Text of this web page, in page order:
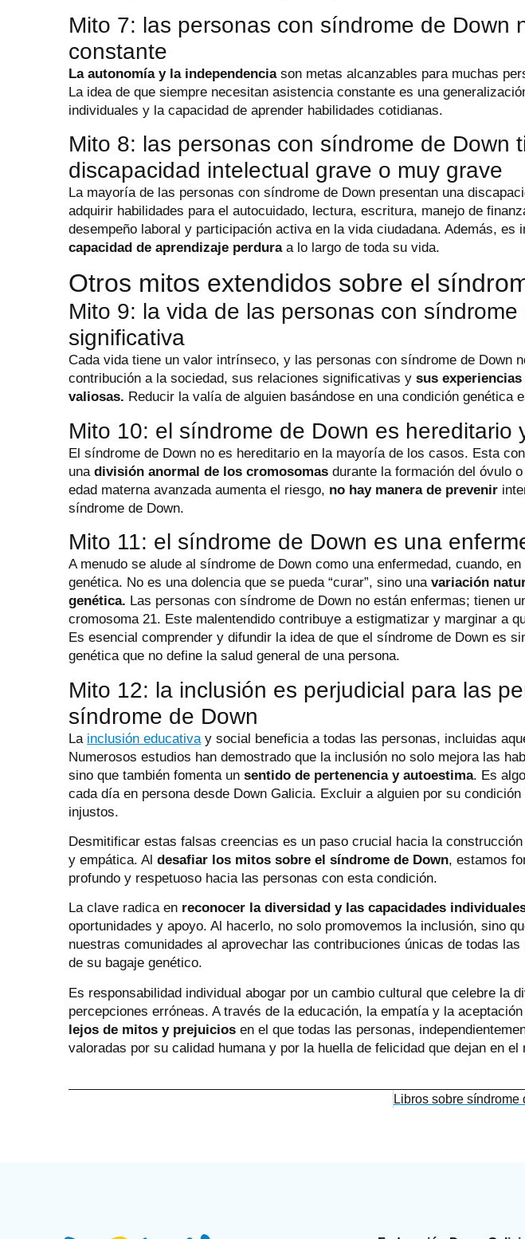
Mito 7: las personas con síndrome de Down
constante
La autonomía y la independenciason metas alcanzables para muchas
La idea de que siempre necesitan asistencia constante es una
individuales y la capacidad de aprender habilidades cotidianas.
Mito 8: las personas con síndrome de Down
discapacidad intelectual grave o muy grave
La mayoría de las personas con síndrome de Down presentan una
adquirir habilidades para el autocuidado, lectura, escritura, manejo de
desempeño laboral y participación activa en la vida ciudadana. Además, es
capacidad de aprendizaje perduraa lo largo de toda su vida.
Otros mitos extendidos sobre el
Mito 9: la vida de las personas con
significativa
Cada vida tiene un valor intrínseco, y las personas con síndrome de Down
contribución a la sociedad, sus relaciones significativas ysus
valiosas. Reducir la valía de alguien basándose en una condición genética
Mito 10: el síndrome de Down es hereditario
El síndrome de Down no es hereditario en la mayoría de los casos. Esta
unadivisión anormal de los cromosomas durante la formación del óvulo
edad materna avanzada aumenta el riesgo, no hay manera de prevenir
síndrome de Down.
Mito 11: el síndrome de Down es una
A menudo se alude al síndrome de Down como una enfermedad, cuando,
genética. No es una dolencia que se pueda “curar”, sino unavariación
genética. Las personas con síndrome de Down no están enfermas; tienen
cromosoma 21. Este malentendido contribuye a estigmatizar y marginar a
Es esencial comprender y difundir la idea de que el síndrome de Down es
genética que no define la salud general de una persona.
Mito 12: la inclusión es perjudicial para las
síndrome de Down
La inclusión educativa y social beneficia a todas las personas, incluidas
Numerosos estudios han demostrado que la inclusión no solo mejora las
sino que también fomenta un sentido de pertenencia y autoestima. Es
cada día en persona desde Down Galicia. Excluir a alguien por su
injustos.
Desmitificar estas falsas creencias es un paso crucial hacia la
y empática. Aldesafiar los mitos sobre el síndrome de Down, estamos
profundo y respetuoso hacia las personas con esta condición.
La clave radica en reconocer la diversidad y las capacidades
oportunidades y apoyo. Al hacerlo, no solo promovemos la inclusión, sino
nuestras comunidades al aprovechar las contribuciones únicas de todas
de su bagaje genético.
Es responsabilidad individual abogar por un cambio cultural que celebre la
percepciones erróneas. A través de la educación, la empatía y la
lejos de mitos y prejuicios en el que todas las personas,
valoradas por su calidad humana y por la huella de felicidad que dejan en el